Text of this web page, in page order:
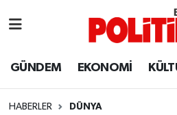
GÜNDEM EKONOMİ
HABERLER DÜNYA
Ayvalık
Balıkesir Hava Durumu